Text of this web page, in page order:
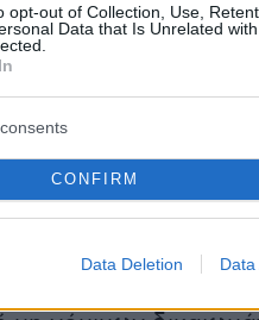
opt-out of Collection, Use,
Data that Is Unrelated
CONFIRM
Data Deletion Data
την χρονική
ΚΑΤΟΧΥΡΩΜΕΝΩΝ
ήδη
πολλά χρόνια